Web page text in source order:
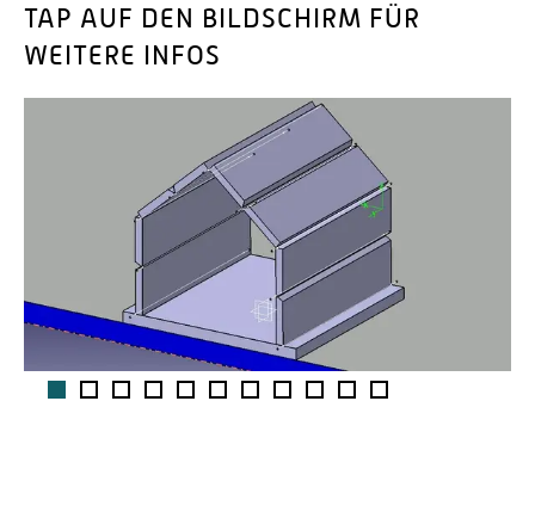
TAP AUF DEN BILDSCHIRM FÜR
WEITERE INFOS
1 2 3 4 5 6 7 8 9 10 11